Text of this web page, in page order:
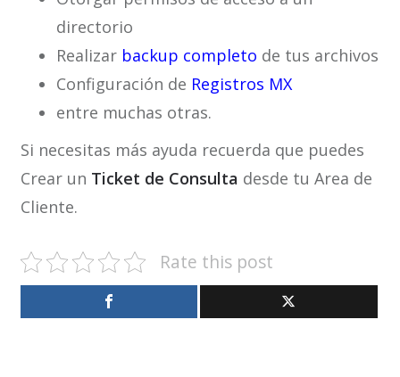
directorio
Realizar backup completo de tus archivos
Configuración de Registros MX
entre muchas otras.
Si necesitas más ayuda recuerda que puedes
Crear un Ticket de Consulta desde tu Area de
Cliente.
Rate this post